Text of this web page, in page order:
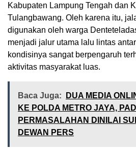
Kabupaten Lampung Tengah dan
Tulangbawang. Oleh karena itu,
digunakan oleh warga
menjadi jalur utama lalu lintas
kondisinya sangat berpengaruh
aktivitas masyarakat luas.
Baca Juga:
DUA MEDIA
KE POLDA METRO JAYA,
PERMASALAHAN DINILAI
DEWAN PERS